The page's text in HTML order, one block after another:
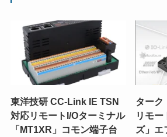
東洋技研 CC-Link IE TSN
対応リモートI/Oターミナル
「MT1XR」コモン端子台
ターク
リモ
ズ」エ